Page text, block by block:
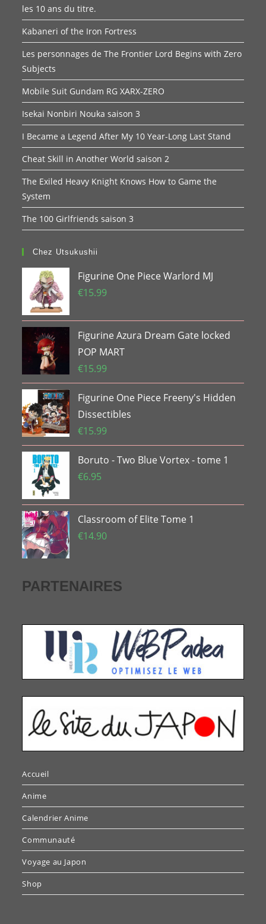
les 10 ans du titre.
Kabaneri of the Iron Fortress
Les personnages de The Frontier Lord Begins with Zero
Subjects
Mobile Suit Gundam RG XARX-ZERO
Isekai Nonbiri Nouka saison 3
I Became a Legend After My 10 Year-Long Last Stand
Cheat Skill in Another World saison 2
The Exiled Heavy Knight Knows How to Game the
System
The 100 Girlfriends saison 3
Chez Utsukushii
Figurine One Piece Warlord MJ
€15.99
Figurine Azura Dream Gate locked
POP MART
€15.99
Figurine One Piece Freeny's Hidden
Dissectibles
€15.99
Boruto - Two Blue Vortex - tome 1
€6.95
Classroom of Elite Tome 1
€14.90
PARTENAIRES
Accueil
Anime
Calendrier Anime
Communauté
Voyage au Japon
Shop